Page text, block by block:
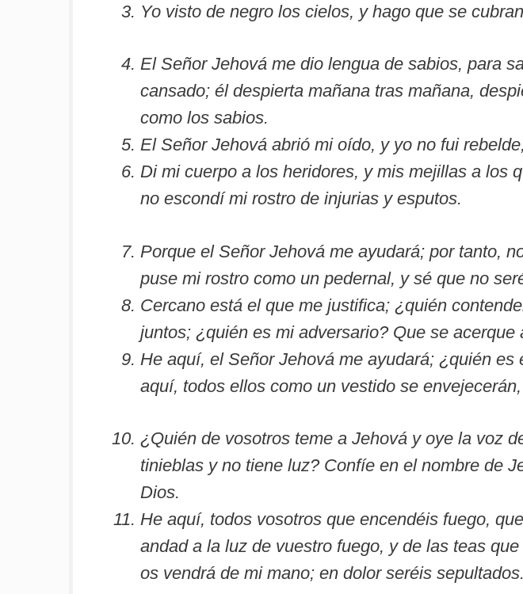
Yo visto de negro los cielos, y hago que se
El Señor Jehová me dio lengua de sabios, para
cansado; él despierta mañana tras mañana,
como los sabios.
El Señor Jehová abrió mi oído, y yo no fui
Di mi cuerpo a los heridores, y mis mejillas a los
no escondí mi rostro de injurias y esputos.
Porque el Señor Jehová me ayudará; por tanto,
puse mi rostro como un pedernal, y sé que no
Cercano está el que me justifica; ¿quién
juntos; ¿quién es mi adversario? Que se acerque
He aquí, el Señor Jehová me ayudará; ¿quién es
aquí, todos ellos como un vestido se
¿Quién de vosotros teme a Jehová y oye la voz
tinieblas y no tiene luz? Confíe en el nombre de
Dios.
He aquí, todos vosotros que encendéis fuego,
andad a la luz de vuestro fuego, y de las teas
os vendrá de mi mano; en dolor seréis sepultados.